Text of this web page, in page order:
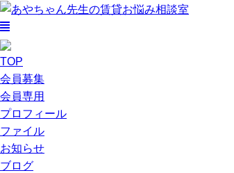
TOP
会員募集
会員専用
プロフィール
ファイル
お知らせ
ブログ